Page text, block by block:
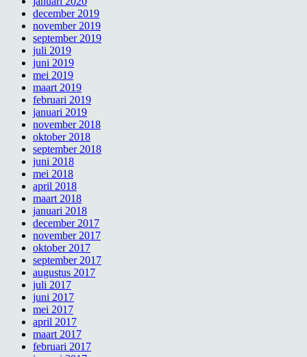
december 2019
november 2019
september 2019
juli 2019
juni 2019
mei 2019
maart 2019
februari 2019
januari 2019
november 2018
oktober 2018
september 2018
juni 2018
mei 2018
april 2018
maart 2018
januari 2018
december 2017
november 2017
oktober 2017
september 2017
augustus 2017
juli 2017
juni 2017
mei 2017
april 2017
maart 2017
februari 2017